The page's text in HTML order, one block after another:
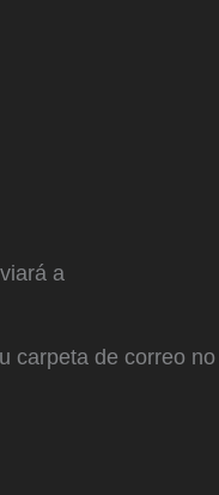
a
carpeta de correo